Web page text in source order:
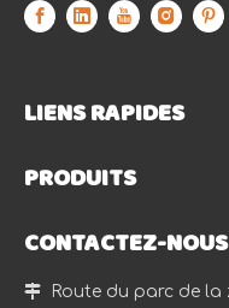
LIENS RAPIDES
PRODUITS
CONTACTEZ-NOUS
 Route du parc de la